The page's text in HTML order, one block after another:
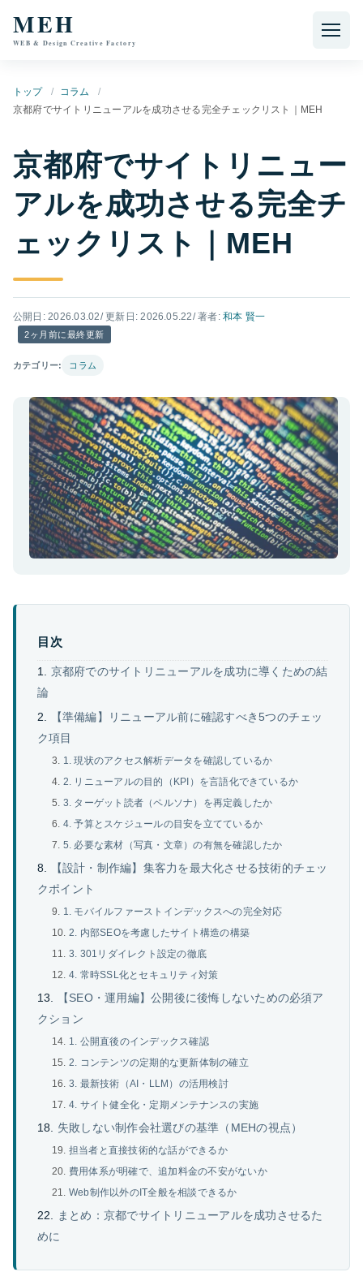
MEH
WEB & Design Creative Factory
トップ
コラム
京都府でサイトリニューアルを成功させる完全チェックリスト｜MEH
京都府でサイトリニュー
アルを成功させる完全チ
ェックリスト｜MEH
公開日: 2026.03.02/ 更新日: 2026.05.22/ 著者:和本 賢一
2ヶ月前に最終更新
カテゴリー: コラム
目次
京都府でのサイトリニューアルを成功に導くための結
論
【準備編】リニューアル前に確認すべき5つのチェッ
ク項目
1. 現状のアクセス解析データを確認しているか
2. リニューアルの目的（KPI）を言語化できているか
3. ターゲット読者（ペルソナ）を再定義したか
4. 予算とスケジュールの目安を立てているか
5. 必要な素材（写真・文章）の有無を確認したか
【設計・制作編】集客力を最大化させる技術的チェッ
クポイント
1. モバイルファーストインデックスへの完全対応
2. 内部SEOを考慮したサイト構造の構築
3. 301リダイレクト設定の徹底
4. 常時SSL化とセキュリティ対策
【SEO・運用編】公開後に後悔しないための必須ア
クション
1. 公開直後のインデックス確認
2. コンテンツの定期的な更新体制の確立
3. 最新技術（AI・LLM）の活用検討
4. サイト健全化・定期メンテナンスの実施
失敗しない制作会社選びの基準（MEHの視点）
担当者と直接技術的な話ができるか
費用体系が明確で、追加料金の不安がないか
Web制作以外のIT全般を相談できるか
まとめ：京都でサイトリニューアルを成功させるた
めに